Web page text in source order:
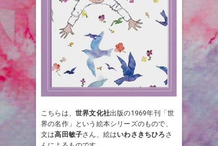
こちらは、 世界文化社出版の1969年刊「世
界の名作」という絵本シリーズのもので、
文は高田敏子さん、絵はいわさきちひろ さ